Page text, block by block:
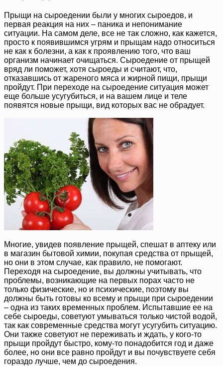
Прыщи на сыроедении были у многих сыроедов, и
первая реакция на них – паника и непонимание
ситуации. На самом деле, все не так сложно, как кажется,
просто к появившимся угрям и прыщам надо относиться
не как к болезни, а как к проявлению того, что ваш
организм начинает очищаться. Сыроедение от прыщей
вряд ли поможет, хотя сыроеды и считают, что,
отказавшись от жареного мяса и жирной пищи, прыщи
пройдут. При переходе на сыроедение ситуация может
еще больше усугубиться, и на вашем лице и теле
появятся новые прыщи, вид которых вас не обрадует.
Многие, увидев появление прыщей, спешат в аптеку или
в магазин бытовой химии, покупая средства от прыщей,
но они в этом случае, как правило, не помогают.
Переходя на сыроедение, вы должны учитывать, что
проблемы, возникающие на первых порах часто не
только физические, но и психические, поэтому вы
должны быть готовы ко всему и прыщи при сыроедении
– одна из таких временных проблем. Испытавшие ее на
себе сыроеды, советуют умываться только чистой водой,
так как современные средства могут усугубить ситуацию.
Они также советуют не переживать и ждать, у кого-то
прыщи пройдут быстро, кому-то понадобится год и даже
более, но они все равно пройдут и вы почувствуете себя
гораздо лучше, чем до сыроедения.